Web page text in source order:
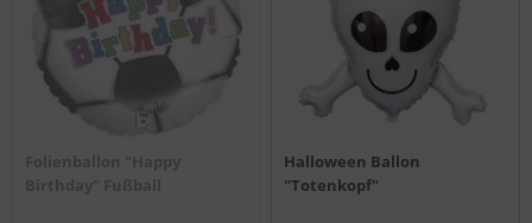
Folienballon "Happy
Birthday" Fußball
Halloween Ballon
"Totenkopf"